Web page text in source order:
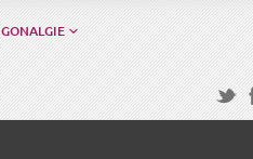
GONALGIE